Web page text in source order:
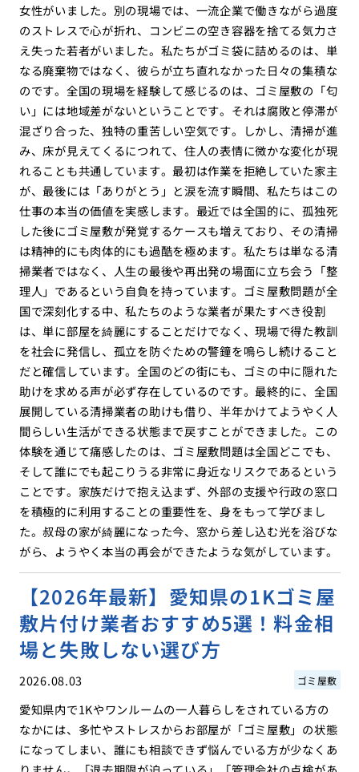
女性がいました。別の現場では、一流企業で働きながら過度
のストレスで心が折れ、コンビニの空き容器を捨てる気力さ
え失った若者がいました。私たちがゴミ袋に詰めるのは、単
なる廃棄物ではなく、彼らが立ち直れなかった日々の集積な
のです。全国の現場を経験して感じるのは、ゴミ屋敷の「匂
い」には地域差がないということです。それは腐敗と停滞が
混ざり合った、独特の重苦しい空気です。しかし、清掃が進
み、床が見えてくるにつれて、住人の表情に微かな変化が現
れることも共通しています。最初は作業を拒絶していた家主
が、最後には「ありがとう」と涙を流す瞬間、私たちはこの
仕事の本当の価値を実感します。最近では全国的に、孤独死
した後にゴミ屋敷が発覚するケースも増えており、その清掃
は精神的にも肉体的にも過酷を極めます。私たちは単なる清
掃業者ではなく、人生の最後や再出発の場面に立ち会う「整
理人」であるという自負を持っています。ゴミ屋敷問題が全
国で深刻化する中、私たちのような業者が果たすべき役割
は、単に部屋を綺麗にすることだけでなく、現場で得た教訓
を社会に発信し、孤立を防ぐための警鐘を鳴らし続けること
だと確信しています。全国のどの街にも、ゴミの中に隠れた
助けを求める声が必ず存在しているのです。最終的に、全国
展開している清掃業者の助けも借り、半年かけてようやく人
間らしい生活ができる状態まで戻すことができました。この
体験を通じて痛感したのは、ゴミ屋敷問題は全国どこでも、
そして誰にでも起こりうる非常に身近なリスクであるという
ことです。家族だけで抱え込まず、外部の支援や行政の窓口
を積極的に利用することの重要性を、身をもって学びまし
た。叔母の家が綺麗になった今、窓から差し込む光を浴びな
がら、ようやく本当の再会ができたような気がしています。
【2026年最新】愛知県の1Kゴミ屋
敷片付け業者おすすめ5選！料金相
場と失敗しない選び方
2026.08.03 ゴミ屋敷
愛知県内で1Kやワンルームの一人暮らしをされている方の
なかには、多忙やストレスからお部屋が「ゴミ屋敷」の状態
になってしまい、誰にも相談できず悩んでいる方が少なくあ